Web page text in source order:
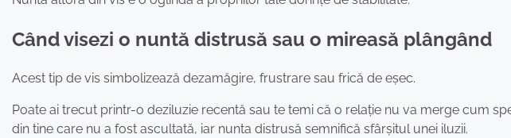
Când visezi o nuntă distrusă sau o mireasă plângând
Acest tip de vis simbolizează dezamăgire, frustrare sau frică de eșec.
Poate ai trecut printr-o deziluzie recentă sau te temi că o relație nu va merge cum
din tine care nu a fost ascultată, iar nunta distrusă semnifică sfârșitul unei iluzii.